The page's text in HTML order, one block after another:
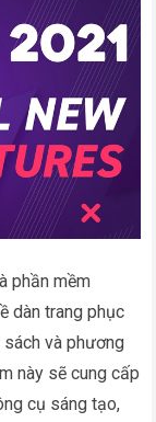
phần mềm
dàn trang phục
sách và phương
này sẽ cung cấp
cụ sáng tạo,